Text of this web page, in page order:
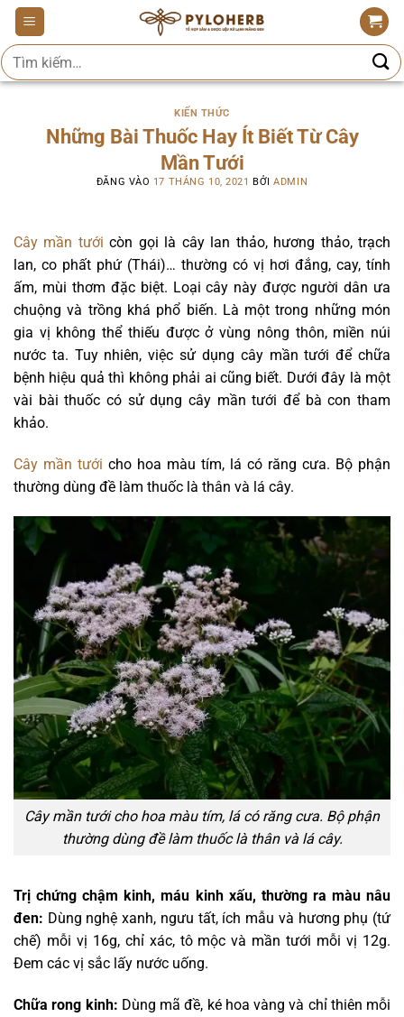
Bỏ
qua
nội
dung
Tìm
kiếm:
KIẾN THỨC
Những Bài Thuốc Hay Ít Biết Từ Cây
Mần Tưới
ĐĂNG VÀO 17 THÁNG 10, 2021 BỞIADMIN
Cây mần tưới còn gọi là cây lan thảo, hương thảo, trạch
lan, co phất phứ (Thái)… thường có vị hơi đắng, cay, tính
ấm, mùi thơm đặc biệt. Loại cây này được người dân ưa
chuộng và trồng khá phổ biến. Là một trong những món
gia vị không thể thiếu được ở vùng nông thôn, miền núi
nước ta. Tuy nhiên, việc sử dụng cây mần tưới để chữa
bệnh hiệu quả thì không phải ai cũng biết. Dưới đây là một
vài bài thuốc có sử dụng cây mần tưới để bà con tham
khảo.
Cây mần tưới cho hoa màu tím, lá có răng cưa. Bộ phận
thường dùng đề làm thuốc là thân và lá cây.
Cây mần tưới cho hoa màu tím, lá có răng cưa. Bộ phận
thường dùng đề làm thuốc là thân và lá cây.
Trị chứng chậm kinh, máu kinh xấu, thường ra màu nâu
đen: Dùng nghệ xanh, ngưu tất, ích mẫu và hương phụ (tứ
chế) mỗi vị 16g, chỉ xác, tô mộc và mần tưới mỗi vị 12g.
Đem các vị sắc lấy nước uống.
Chữa rong kinh: Dùng mã đề, ké hoa vàng và chỉ thiên mỗi